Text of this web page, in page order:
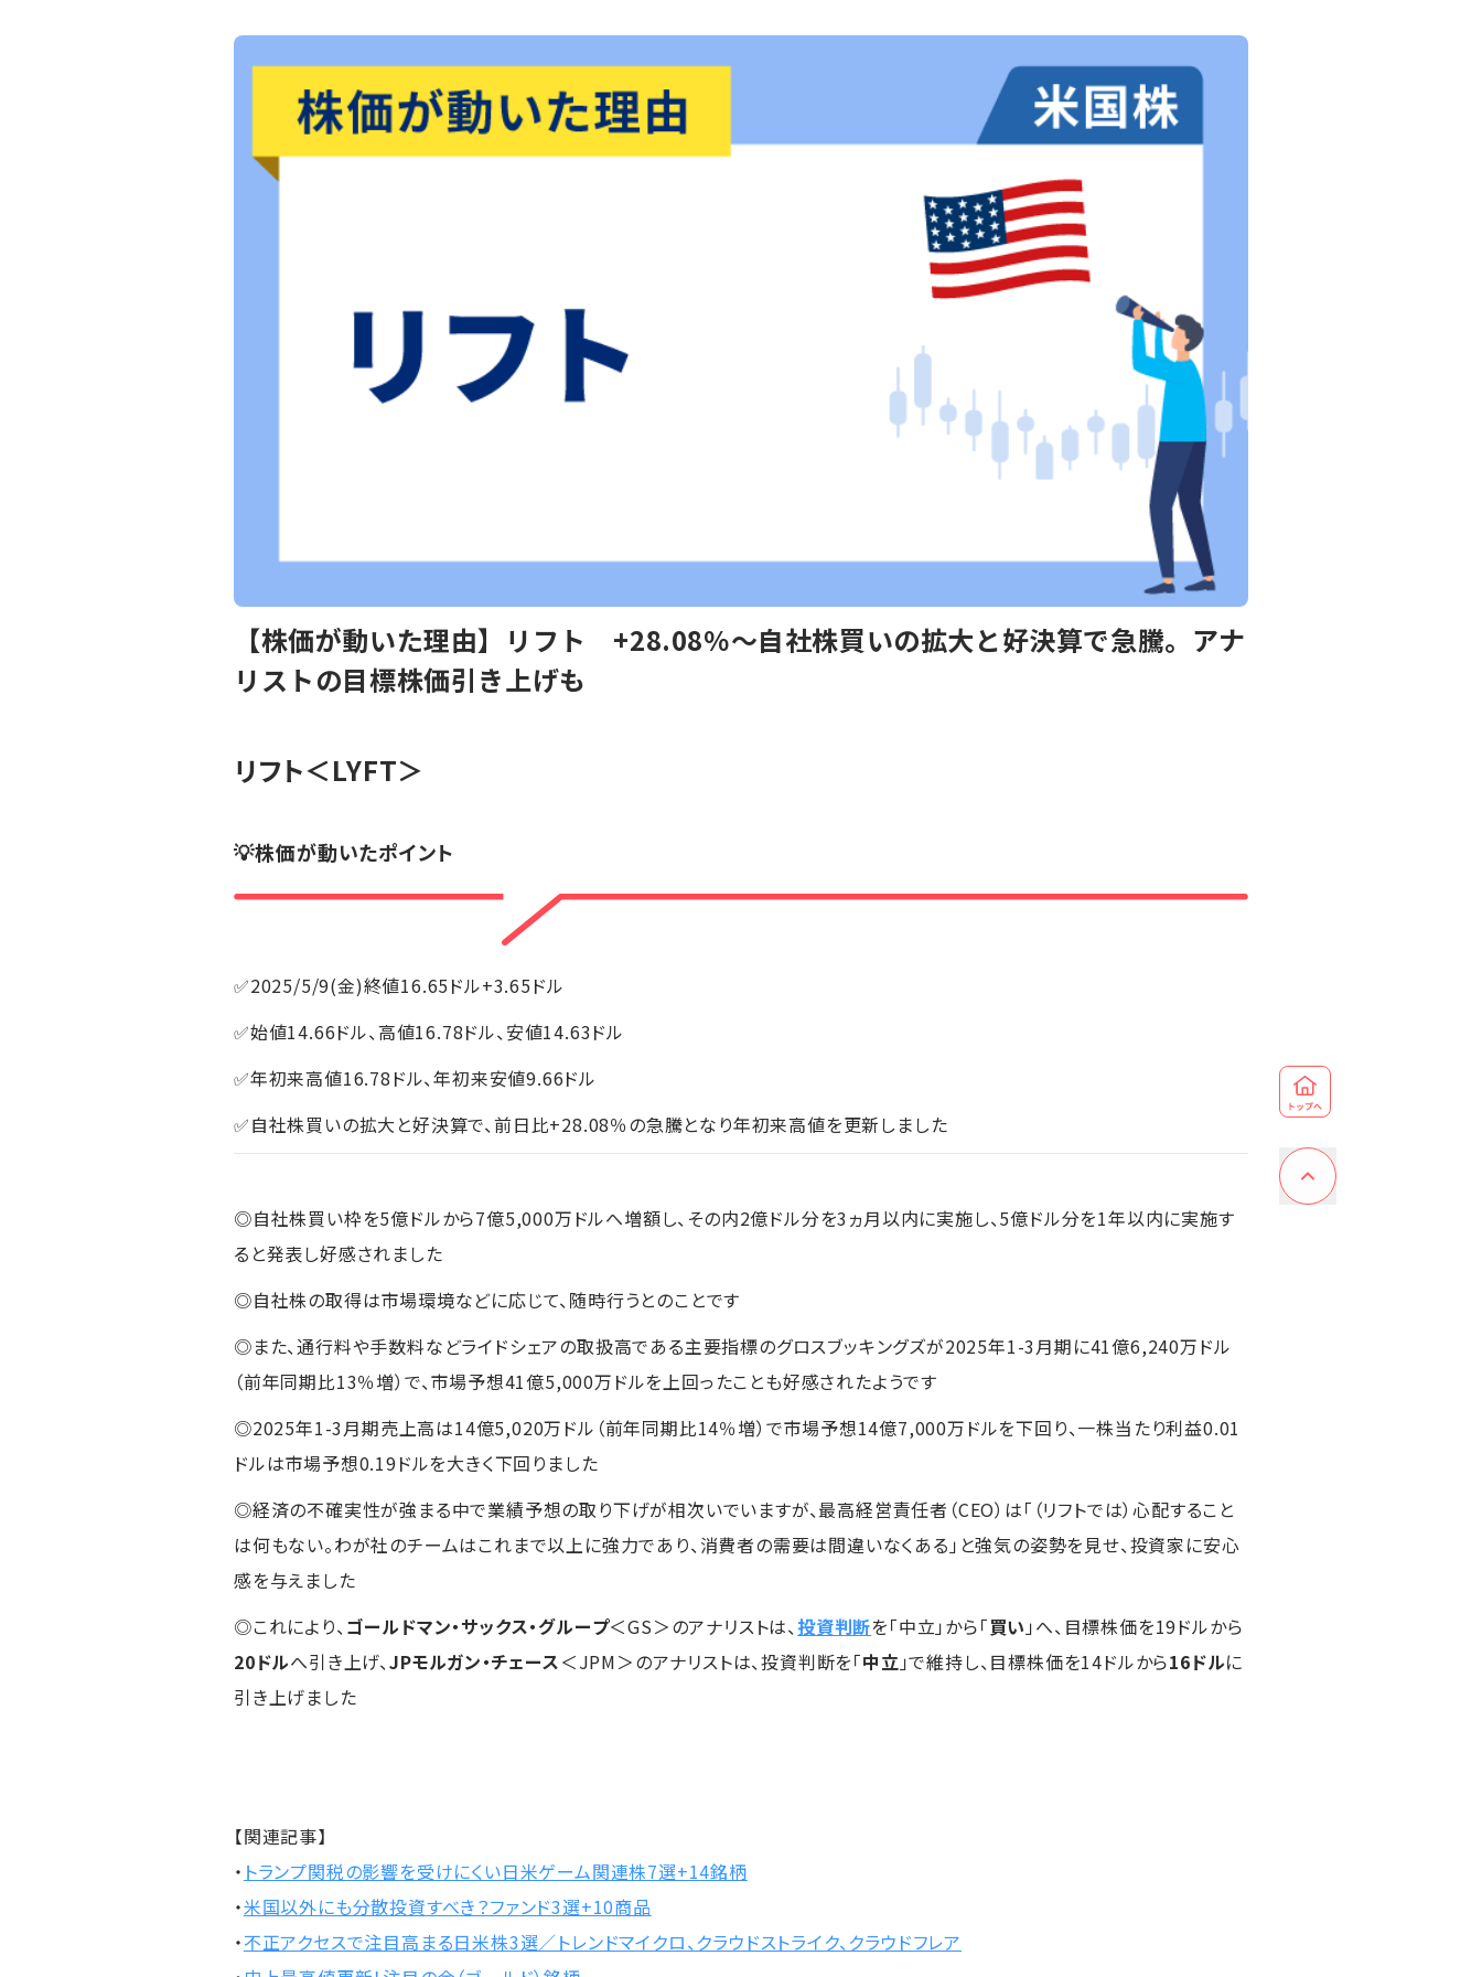
【株価が動いた理由】リフト +28.08％～自社株買いの拡大と好決算で急騰。アナ
リストの目標株価引き上げも
リフト＜LYFT＞
💡株価が動いたポイント
✅2025/5/9(金)終値16.65ドル+3.65ドル
✅始値14.66ドル、高値16.78ドル、安値14.63ドル
✅年初来高値16.78ドル、年初来安値9.66ドル
✅自社株買いの拡大と好決算で、前日比+28.08％の急騰となり年初来高値を更新しました
◎自社株買い枠を5億ドルから7億5,000万ドルへ増額し、その内2億ドル分を3ヵ月以内に実施し、5億ドル分を1年以内に実施す
ると発表し好感されました
◎自社株の取得は市場環境などに応じて、随時行うとのことです
◎また、通行料や手数料などライドシェアの取扱高である主要指標のグロスブッキングズが2025年1-3月期に41億6,240万ドル
（前年同期比13％増）で、市場予想41億5,000万ドルを上回ったことも好感されたようです
◎2025年1-3月期売上高は14億5,020万ドル（前年同期比14％増）で市場予想14億7,000万ドルを下回り、一株当たり利益0.01
ドルは市場予想0.19ドルを大きく下回りました
◎経済の不確実性が強まる中で業績予想の取り下げが相次いでいますが、最高経営責任者（CEO）は「（リフトでは）心配すること
は何もない。わが社のチームはこれまで以上に強力であり、消費者の需要は間違いなくある」と強気の姿勢を見せ、投資家に安心
感を与えました
◎これにより、ゴールドマン・サックス・グループ＜GS＞のアナリストは、投資判断を「中立」から「買い 」へ、目標株価を19ドルから
20ドルへ引き上げ、JPモルガン・チェース＜JPM＞のアナリストは、投資判断を「中立 」で維持し、目標株価を14ドルから16ドルに
引き上げました
【関連記事】
・ トランプ関税の影響を受けにくい日米ゲーム関連株7選+14銘柄
・米国以外にも分散投資すべき？ファンド3選+10商品
・不正アクセスで注目高まる日米株3選／トレンドマイクロ、クラウドストライク、クラウドフレア